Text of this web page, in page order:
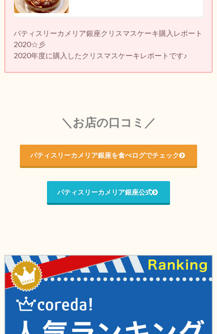
パティスリーカメリア銀座クリスマスケーキ購入レポート
2020☆彡
2020年度に購入したクリスマスケーキレポートです♪
＼お店の口コミ／
パティスリーカメリア銀座を食べログでチェック
パティスリーカメリア銀座公式